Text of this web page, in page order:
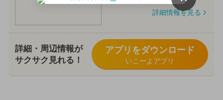
詳細情報を見る
詳細・周辺情報が
サクサク見れる！
アプリをダウンロード
いこーよアプリ